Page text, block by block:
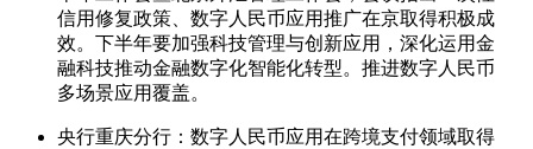
信用修复政策、数字人民币应用推广在京取得积极成
效。下半年要加强科技管理与创新应用，深化运用金
融科技推动金融数字化智能化转型。推进数字人民币
多场景应用覆盖。
央行重庆分行：数字人民币应用在跨境支付领域取得